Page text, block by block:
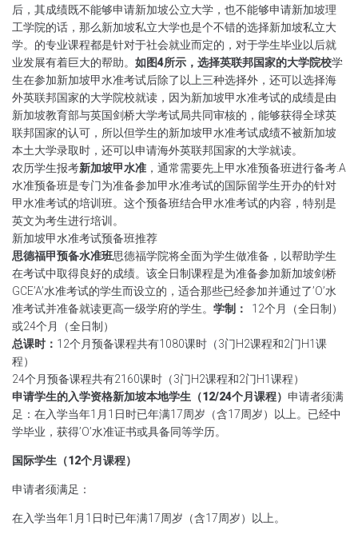
后，其成绩既不能够申请新加坡公立大学，也不能够申请新加坡理
工学院的话，那么新加坡私立大学也是个不错的选择新加坡私立大
学。的专业课程都是针对于社会就业而定的 ，对于学生毕业以后就
业发展有着巨大的帮助。 如图4所示，选择英联邦国家的大学院校学
生在参加新加坡甲水准考试后除了以上三种选择外，还可以选择海
外英联邦国家的大学院校就读，因为新加坡甲水准考试的成绩是由
新加坡教育部与英国剑桥大学考试局共同审核的，能够获得全球英
联邦国家的认可，所以但学生的新加坡甲水准考试成绩不被新加坡
本土大学录取时，还可以申请海外英联邦国家的大学就读。
农历学生报考新加坡甲水准 ，通常需要先上甲水准预备班进行备考.A
水准预备班是专门为准备参加甲水准考试的国际留学生开办的针对
甲水准考试的培训班。这个预备班结合甲水准考试的内容，特别是
英文为考生进行培训。
新加坡甲水准考试预备班推荐
思德福甲预备水准班思德福学院将全面为学生做准备，以帮助学生
在考试中取得良好的成绩。该全日制课程是为准备参加新加坡剑桥
GCE’A’水准考试的学生而设立的，适合那些已经参加并通过了’O’水
准考试并准备就读更高一级学府的学生。 学制：
12个月（全日制）
或24个月（全日制）
总课时： 12个月预备课程共有1080课时（3门H2课程和2门H1课
程）
24个月预备课程共有2160课时（3门H2课程和2门H1课程）
申请学生的入学资格新加坡本地学生（12/24个月课程） 申请者须满
足： 在入学当年1月1日时已年满17周岁（含17周岁）以上。 已经中
学毕业，获得’O’水准证书或具备同等学历。
国际学生（12个月课程）
申请者须满足：
在入学当年1月1日时已年满17周岁（含17周岁）以上。